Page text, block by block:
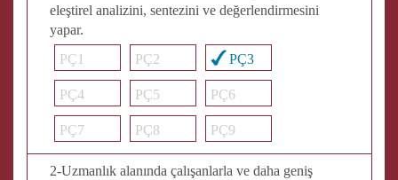
eleştirel analizini, sentezini ve değerlendirmesini
yapar.
PÇ1
PÇ2 PÇ3
PÇ4 PÇ5 PÇ6
PÇ7 PÇ8 PÇ9
2-Uzmanlık alanında çalışanlarla ve daha geniş